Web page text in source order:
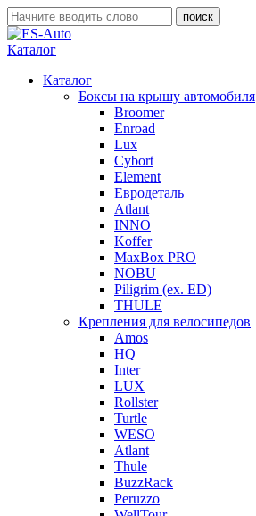
Каталог
Каталог
Боксы на крышу автомобиля
Broomer
Enroad
Lux
Cybort
Element
Евродеталь
Atlant
INNO
Koffer
MaxBox PRO
NOBU
Piligrim (ex. ED)
THULE
Крепления для велосипедов
Amos
HQ
Inter
LUX
Rollster
Turtle
WESO
Atlant
Thule
BuzzRack
Peruzzo